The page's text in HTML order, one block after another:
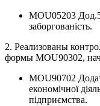
MOU05203
заборгованість.
2. Реализованы
формы MOU90302,
MOU90702
економічної
підприємства.